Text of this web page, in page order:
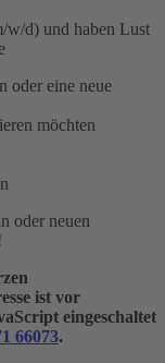
w/d) und haben Lust
oder eine neue
möchten
oder neuen
ist vor
eingeschaltet
66073.